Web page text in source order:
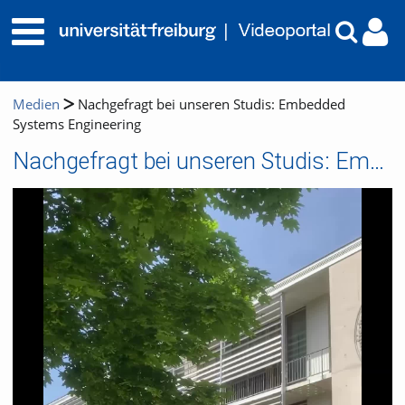
Medien
Nachgefragt bei unseren Studis: Embedded
Systems Engineering
Nachgefragt bei unseren Studis: Embedded Systems Engineering